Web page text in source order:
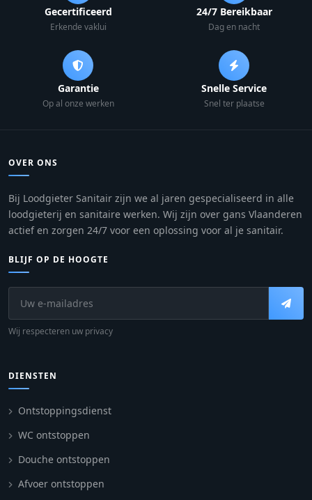
Gecertificeerd
Erkende vaklui
24/7 Bereikbaar
Dag en nacht
Garantie
Op al onze werken
Snelle Service
Snel ter plaatse
OVER ONS
Bij Loodgieter Sanitair zijn we al jaren gespecialiseerd in alle
loodgieterij en sanitaire werken. Wij zijn over gans Vlaanderen
actief en zorgen 24/7 voor een oplossing voor al je sanitair.
BLIJF OP DE HOOGTE
Wij respecteren uw privacy
DIENSTEN
Ontstoppingsdienst
WC ontstoppen
Douche ontstoppen
Afvoer ontstoppen